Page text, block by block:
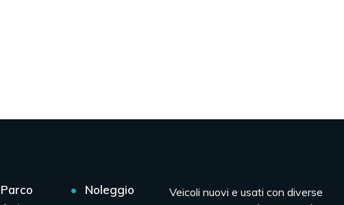
Parco
Noleggio
Veicoli nuovi e usati con diverse